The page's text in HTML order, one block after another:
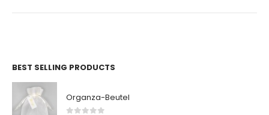
BEST SELLING PRODUCTS
Organza-Beutel